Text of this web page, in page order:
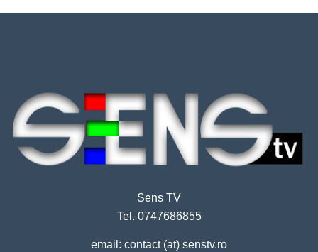
Sens TV
Tel. 0747686855
email: contact (at) senstv.ro